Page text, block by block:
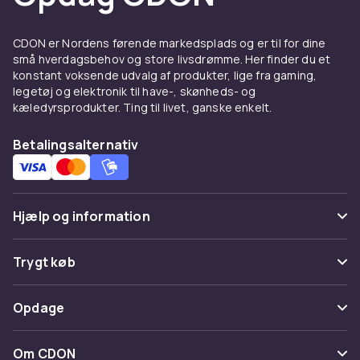
Mindre varmere passer godt til ansigtet og
når du vokser ben og større kropsområder.
Mange varmere har justerbar temperatur, så
du kan tilpasse varmen efter vokstype og
følsomhed.
Kompletér med voks og
tilbehør
Kombiner din varmer med en komplet
voksningspakkemed voks, strips og
CDON er Nordens førende markedsplads og er til for dine
små hverdagsbehov og store livsdrømme. Her finder du et
konstant voksende udvalg af produkter, lige fra gaming,
legetøj og elektronik til have-, skønheds- og
kæledyrsprodukter. Ting til livet, ganske enkelt.
Betalingsalternativ
Hjælp og information
Ofte stillede spørgsmål
Spor pakke
Fortryd & returner her
Kontakt os
Trygt køb
Betaling
Levering
Opdage
Kategorier
Om CDON